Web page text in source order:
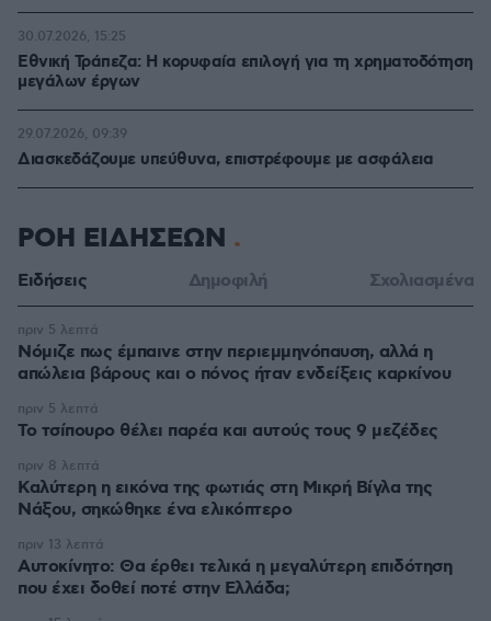
Εθνική Τράπεζα: Η κορυφαία επιλογή για τη χρηματοδότηση
μεγάλων έργων
30.07.2026, 15:25
Διασκεδάζουμε υπεύθυνα, επιστρέφουμε με ασφάλεια
29.07.2026, 09:39
ΡΟΗ ΕΙΔΗΣΕΩΝ
Ειδήσεις Δημοφιλή Σχολιασμένα
Νόμιζε πως έμπαινε στην περιεμμηνόπαυση, αλλά η
απώλεια βάρους και ο πόνος ήταν ενδείξεις καρκίνου
πριν 5 λεπτά
Το τσίπουρο θέλει παρέα και αυτούς τους 9 μεζέδες
πριν 5 λεπτά
Καλύτερη η εικόνα της φωτιάς στη Μικρή Βίγλα της
Νάξου, σηκώθηκε ένα ελικόπτερο
πριν 8 λεπτά
Αυτοκίνητο: Θα έρθει τελικά η μεγαλύτερη επιδότηση
που έχει δοθεί ποτέ στην Ελλάδα;
πριν 13 λεπτά